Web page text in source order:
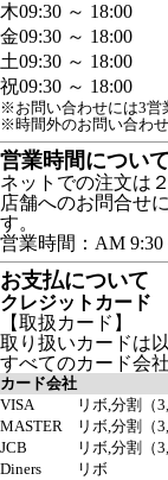
木09:30 ～ 18:00
金09:30 ～ 18:00
土09:30 ～ 18:00
祝09:30 ～ 18:00
※お問い合わせには3営
※時間外のお問い合わ
営業時間について
ネットでの注文は
店舗へのお問合せ
す。
営業時間：AM 9:30
お支払について
クレジットカード
【取扱カード】
取り扱いカードは
すべてのカード会
カード会社
VISA
リボ,分割（
MASTER
リボ,分割（
JCB
リボ,分割（
Diners
リボ